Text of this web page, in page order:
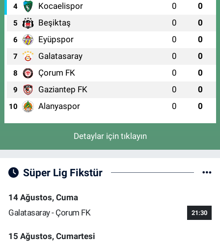
4 Kocaelispor 0 0
5 Beşiktaş 0 0
6 Eyüpspor 0 0
7 Galatasaray 0 0
8 Çorum FK 0 0
9 Gaziantep FK 0 0
10 Alanyaspor 0 0
Detaylar için tıklayın
Süper Lig Fikstür
14 Ağustos, Cuma
Galatasaray - Çorum FK
21:30
15 Ağustos, Cumartesi